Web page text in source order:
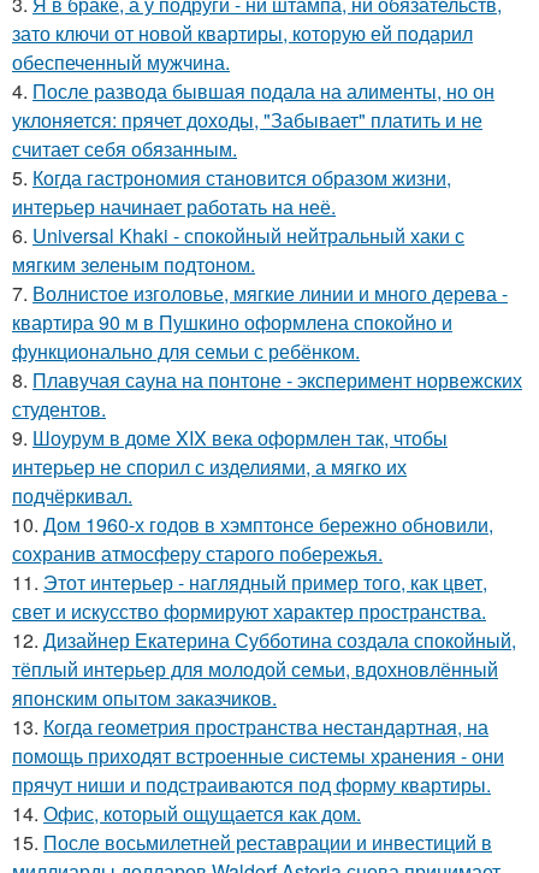
зато ключи от новой квартиры, которую ей подарил
обеспеченный мужчина.
4. После развода бывшая подала на алименты, но он
уклоняется: прячет доходы, "Забывает" платить и не
считает себя обязанным.
5. Когда гастрономия становится образом жизни,
интерьер начинает работать на неё.
6. Universal Khaki - спокойный нейтральный хаки с
мягким зеленым подтоном.
7. Волнистое изголовье, мягкие линии и много дерева -
квартира 90 м в Пушкино оформлена спокойно и
функционально для семьи с ребёнком.
8. Плавучая сауна на понтоне - эксперимент норвежских
студентов.
9. Шоурум в доме XIX века оформлен так, чтобы
интерьер не спорил с изделиями, а мягко их
подчёркивал.
10. Дом 1960-х годов в хэмптонсе бережно обновили,
сохранив атмосферу старого побережья.
11. Этот интерьер - наглядный пример того, как цвет,
свет и искусство формируют характер пространства.
12. Дизайнер Екатерина Субботина создала спокойный,
тёплый интерьер для молодой семьи, вдохновлённый
японским опытом заказчиков.
13. Когда геометрия пространства нестандартная, на
помощь приходят встроенные системы хранения - они
прячут ниши и подстраиваются под форму квартиры.
14. Офис, который ощущается как дом.
15. После восьмилетней реставрации и инвестиций в